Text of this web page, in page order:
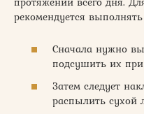
рекомендуется
Сначала нужно
подсушить их
Затем следует
распылить сухой